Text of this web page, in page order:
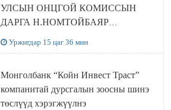
УЛСЫН ОНЦГОЙ КОМИССЫН
ДАРГА Н.НОМТОЙБАЯР
Уржигдар 15 цаг 36 мин
Монголбанк “Койн Инвест Траст”
компанитай дурсгалын зоосны шинэ
төслүүд хэрэгжүүлнэ